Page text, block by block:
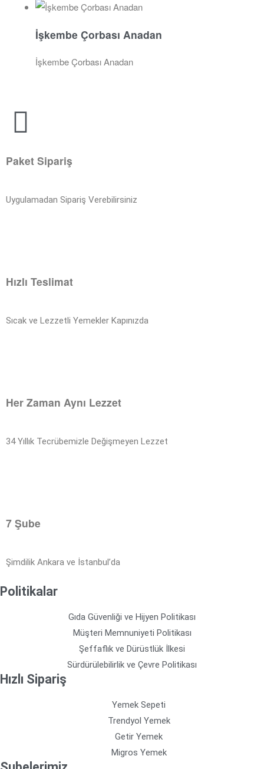
İşkembe Çorbası Anadan
İşkembe Çorbası Anadan
Paket Sipariş
Uygulamadan Sipariş Verebilirsiniz
Hızlı Teslimat
Sıcak ve Lezzetli Yemekler Kapınızda
Her Zaman Aynı Lezzet
34 Yıllık Tecrübemizle Değişmeyen Lezzet
7 Şube
Şimdilik Ankara ve İstanbul’da
Politikalar
Gıda Güvenliği ve Hijyen Politikası
Müşteri Memnuniyeti Politikası
Şeffaflık ve Dürüstlük İlkesi
Sürdürülebilirlik ve Çevre Politikası
Hızlı Sipariş
Yemek Sepeti
Trendyol Yemek
Getir Yemek
Migros Yemek